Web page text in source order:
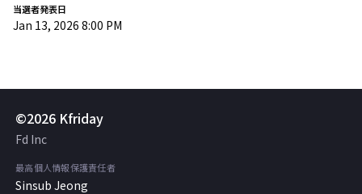
当選者発表日
Jan 13, 2026 8:00 PM
©2026 Kfriday
Fd Inc
最高個人情報保護責任者
Sinsub Jeong